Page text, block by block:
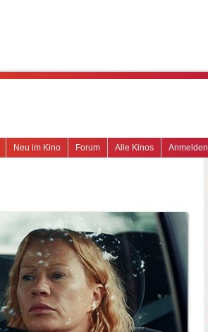
Anmelden
Alle Kinos
Forum
Neu im Kino